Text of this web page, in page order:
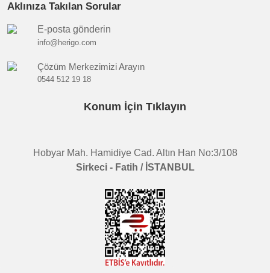
Aklınıza Takılan Sorular
E-posta gönderin
info@herigo.com
Çözüm Merkezimizi Arayın
0544 512 19 18
Konum İçin Tıklayın
Hobyar Mah. Hamidiye Cad. Altın Han No:3/108
Sirkeci - Fatih / İSTANBUL